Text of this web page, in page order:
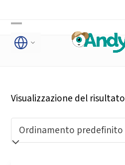
content
Open
mobile
Close
mobile
Visualizzazione del risultato